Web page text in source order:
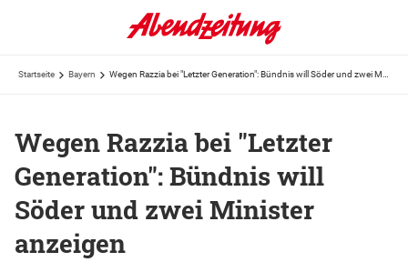
Startseite Bayern
Wegen Razzia bei "Letzter
Generation": Bündnis will
Söder und zwei Minister
anzeigen